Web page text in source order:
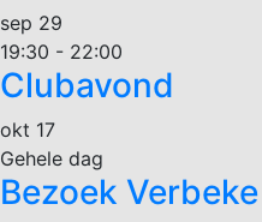
sep 29
19:30 - 22:00
Clubavond
okt 17
Gehele dag
Bezoek